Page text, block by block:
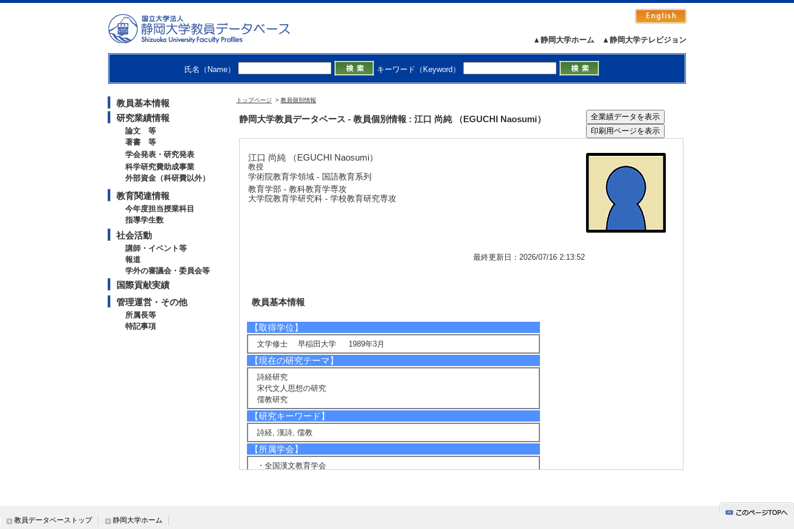
▲静岡大学テレビジョン
▲静岡大学ホーム
氏名（Name） キーワード（Keyword）
教員基本情報
研究業績情報
論文 等
著書 等
学会発表・研究発表
科学研究費助成事業
外部資金（科研費以外）
教育関連情報
今年度担当授業科目
指導学生数
社会活動
講師・イベント等
報道
学外の審議会・委員会等
国際貢献実績
管理運営・その他
所属長等
特記事項
トップページ > 教員個別情報
静岡大学教員データベース - 教員個別情報 : 江口 尚純 （EGUCHI Naosumi）
江口 尚純 （EGUCHI Naosumi）
教授
学術院教育学領域 - 国語教育系列
教育学部 - 教科教育学専攻
大学院教育学研究科 - 学校教育研究専攻
最終更新日：2026/07/16 2:13:52
教員基本情報
【取得学位】
文学修士 早稲田大学 1989年3月
【現在の研究テーマ】
詩経研究
宋代文人思想の研究
儒教研究
【研究キーワード】
詩経, 漢詩, 儒教
【所属学会】
・全国漢文教育学会
教員データベーストップ 静岡大学ホーム